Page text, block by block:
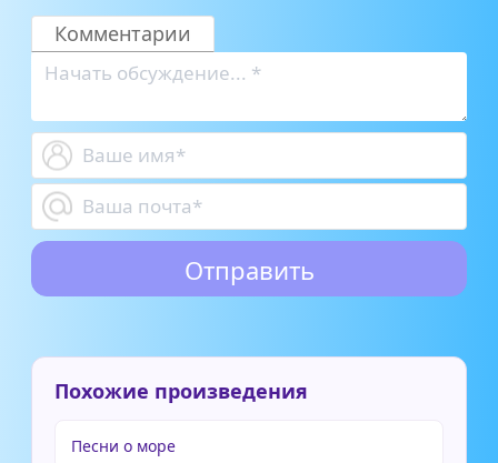
Комментарии
Похожие произведения
Песни о море